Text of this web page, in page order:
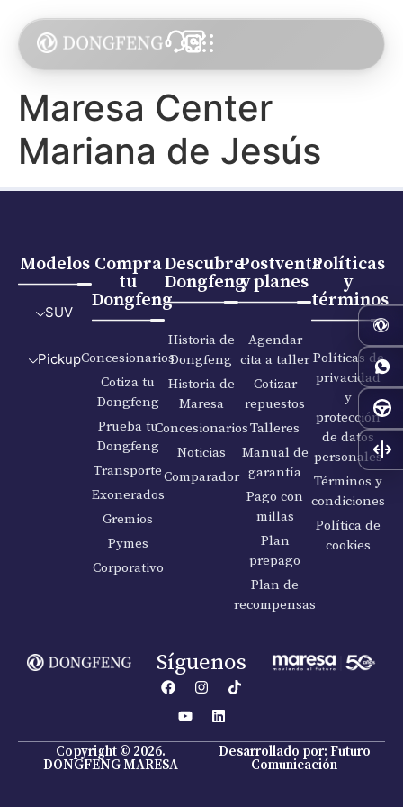
Maresa Center
Mariana de Jesús
Modelos
SUV
Pickup
Compra
tu
Dongfeng
Concesionarios
Cotiza tu
Dongfeng
Prueba tu
Dongfeng
Transporte
Exonerados
Gremios
Pymes
Corporativo
Descubre
Dongfeng
Historia de
Dongfeng
Historia de
Maresa
Concesionarios
Noticias
Comparador
Postventa
y planes
Agendar
cita a taller
Cotizar
repuestos
Talleres
Manual de
garantía
Pago con
millas
Plan
prepago
Plan de
recompensas
Políticas
y
términos
Políticas de
privacidad
y
protección
de datos
personales
Términos y
condiciones
Política de
cookies
Síguenos
Copyright © 2026.
DONGFENG MARESA
Desarrollado por: Futuro
Comunicación